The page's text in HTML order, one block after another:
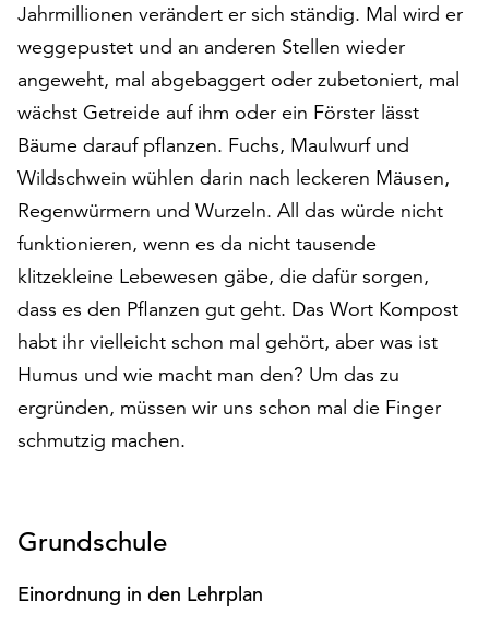
Klicken
Sie
auf
„Alle
akzeptieren“,
um
alle
Cookies
akzeptieren.
Sie
können
Ihr
Einverständnis
jederzeit
ändern
und
widerrufen.
Ihnen
am
Ende
der
Jahrmillionen verändert er sich ständig. Mal wird er
weggepustet und an anderen Stellen wieder
angeweht, mal abgebaggert oder zubetoniert, mal
wächst Getreide auf ihm oder ein Förster lässt
Bäume darauf pflanzen. Fuchs, Maulwurf und
Wildschwein wühlen darin nach leckeren Mäusen,
Regenwürmern und Wurzeln. All das würde nicht
funktionieren, wenn es da nicht tausende
klitzekleine Lebewesen gäbe, die dafür sorgen,
dass es den Pflanzen gut geht. Das Wort Kompost
habt ihr vielleicht schon mal gehört, aber was ist
Humus und wie macht man den? Um das zu
ergründen, müssen wir uns schon mal die Finger
schmutzig machen.
Grundschule
Einordnung in den Lehrplan